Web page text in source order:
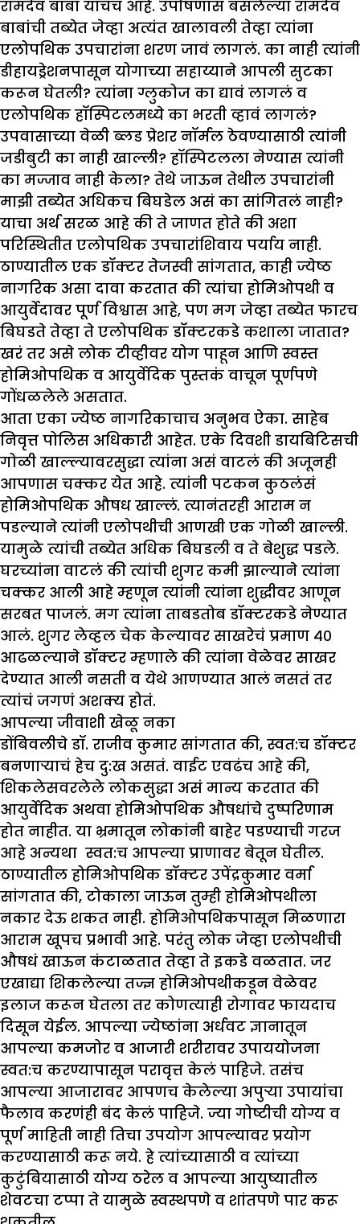
रामदेव बाबा यांचंच आहे. उपोषणास बसलेल्या रामदेव
बाबांची तब्येत जेव्हा अत्यंत खालावली तेव्हा त्यांना
एलोपथिक उपचारांना शरण जावं लागलं. का नाही त्यांनी
डीहायड्रेशनपासून योगाच्या सहाय्याने आपली सुटका
करून घेतली? त्यांना ग्लुकोज का द्यावं लागलं व
एलोपथिक हॉस्पिटलमध्ये का भरती व्हावं लागलं?
उपवासाच्या वेळी ब्लड प्रेशर नॉर्मल ठेवण्यासाठी त्यांनी
जडीबुटी का नाही खाल्ली? हॉस्पिटलला नेण्यास त्यांनी
का मज्जाव नाही केला? तेथे जाऊन तेथील उपचारांनी
माझी तब्येत अधिकच बिघडेल असं का सांगितलं नाही?
याचा अर्थ सरळ आहे की ते जाणत होते की अशा
परिस्थितीत एलोपथिक उपचारांशिवाय पर्याय नाही.
ठाण्यातील एक डॉक्टर तेजस्वी सांगतात, काही ज्येष्ठ
नागरिक असा दावा करतात की त्यांचा होमिओपथी व
आयुर्वेदावर पूर्ण विश्वास आहे, पण मग जेव्हा तब्येत फारच
बिघडते तेव्हा ते एलोपथिक डॉक्टरकडे कशाला जातात?
खरं तर असे लोक टीव्हीवर योग पाहून आणि स्वस्त
होमिओपथिक व आयुर्वेदिक पुस्तकं वाचून पूर्णपणे
गोंधळलेले असतात.
आता एका ज्येष्ठ नागरिकाचाच अनुभव ऐका. साहेब
निवृत्त पोलिस अधिकारी आहेत. एके दिवशी डायबिटिसची
गोळी खाल्ल्यावरसुद्धा त्यांना असं वाटलं की अजूनही
आपणास चक्कर येत आहे. त्यांनी पटकन कुठलंसं
होमिओपथिक औषध खाल्लं. त्यानंतरही आराम न
पडल्याने त्यांनी एलोपथीची आणखी एक गोळी खाल्ली.
यामुळे त्यांची तब्येत अधिक बिघडली व ते बेशुद्ध पडले.
घरच्यांना वाटलं की त्यांची शुगर कमी झाल्याने त्यांना
चक्कर आली आहे म्हणून त्यांनी त्यांना शुद्धीवर आणून
सरबत पाजलं. मग त्यांना ताबडतोब डॉक्टरकडे नेण्यात
आलं. शुगर लेव्हल चेक केल्यावर साखरेचं प्रमाण ४०
आढळल्याने डॉक्टर म्हणाले की त्यांना वेळेवर साखर
देण्यात आली नसती व येथे आणण्यात आलं नसतं तर
त्यांचं जगणं अशक्य होतं.
आपल्या जीवाशी खेळू नका
डोंबिवलीचे डॉ. राजीव कुमार सांगतात की, स्वत:च डॉक्टर
बनणाऱ्याचं हेच दु:ख असतं. वाईट एवढंच आहे की,
शिकलेसवरलेले लोकसुद्धा असं मान्य करतात की
आयुर्वेदिक अथवा होमिओपथिक औषधांचे दुष्परिणाम
होत नाहीत. या भ्रमातून लोकांनी बाहेर पडण्याची गरज
आहे अन्यथा स्वत:च आपल्या प्राणावर बेतून घेतील.
ठाण्यातील होमिओपथिक डॉक्टर उपेंद्रकुमार वर्मा
सांगतात की, टोकाला जाऊन तुम्ही होमिओपथीला
नकार देऊ शकत नाही. होमिओपथिकपासून मिळणारा
आराम खूपच प्रभावी आहे. परंतु लोक जेव्हा एलोपथीची
औषधं खाऊन कंटाळतात तेव्हा ते इकडे वळतात. जर
एखाद्या शिकलेल्या तज्ज्ञ होमिओपथीकडून वेळेवर
इलाज करून घेतला तर कोणत्याही रोगावर फायदाच
दिसून येईल. आपल्या ज्येष्ठांना अर्धवट ज्ञानातून
आपल्या कमजोर व आजारी शरीरावर उपाययोजना
स्वत:च करण्यापासून परावृत्त केलं पाहिजे. तसंच
आपल्या आजारावर आपणच केलेल्या अपुऱ्या उपायांचा
फैलाव करणंही बंद केलं पाहिजे. ज्या गोष्टीची योग्य व
पूर्ण माहिती नाही तिचा उपयोग आपल्यावर प्रयोग
करण्यासाठी करू नये. हे त्यांच्यासाठी व त्यांच्या
कुटुंबियासाठी योग्य ठरेल व आपल्या आयुष्यातील
शेवटचा टप्पा ते यामुळे स्वस्थपणे व शांतपणे पार करू